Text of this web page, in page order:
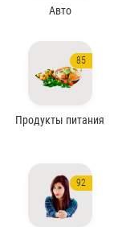
Авто
85
Продукты питания
92